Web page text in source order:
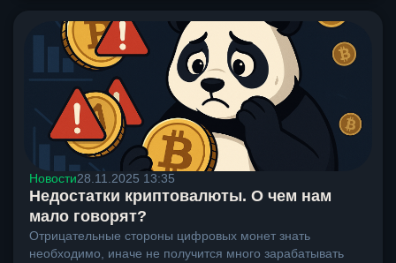
Новости28.11.2025 13:35
Недостатки криптовалюты. О чем нам
мало говорят?
Отрицательные стороны цифровых монет знать
необходимо, иначе не получится много зарабатывать